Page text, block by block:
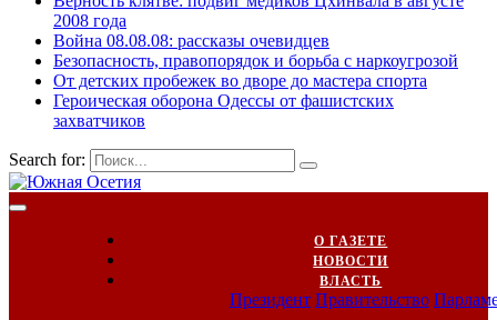
2008 года
Война 08.08.08: рассказы очевидцев
Безопасность, правопорядок и борьба с наркоугрозой
От детских пробежек во дворе до мастера спорта
Героическая оборона Одессы от фашистских
захватчиков
Search for:
О ГАЗЕТЕ
НОВОСТИ
ВЛАСТЬ
Президент Правительство